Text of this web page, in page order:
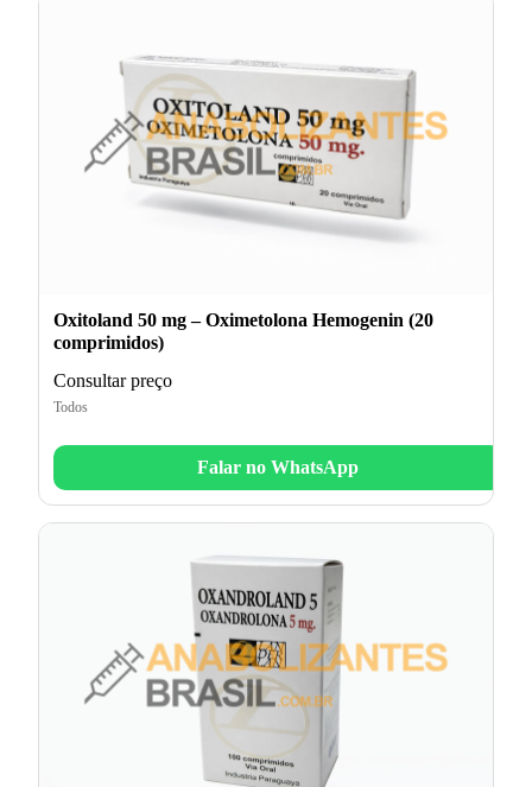
Oxitoland 50 mg – Oximetolona Hemogenin (20
comprimidos)
Consultar preço
Todos
Falar no WhatsApp